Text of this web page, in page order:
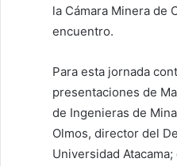
la Cámara Minera de
encuentro.
Para esta jornada
presentaciones de
de Ingenieras de
Olmos, director del
Universidad